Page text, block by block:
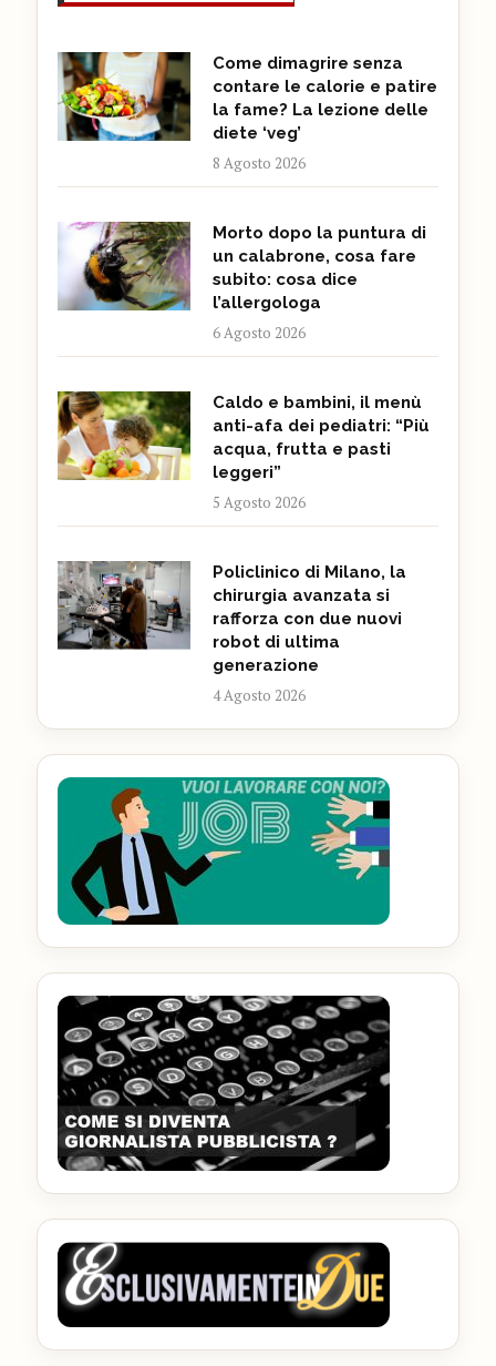
Come dimagrire senza
contare le calorie e patire
la fame? La lezione delle
diete ‘veg’
8 Agosto 2026
Morto dopo la puntura di
un calabrone, cosa fare
subito: cosa dice
l’allergologa
6 Agosto 2026
Caldo e bambini, il menù
anti-afa dei pediatri: “Più
acqua, frutta e pasti
leggeri”
5 Agosto 2026
Policlinico di Milano, la
chirurgia avanzata si
rafforza con due nuovi
robot di ultima
generazione
4 Agosto 2026